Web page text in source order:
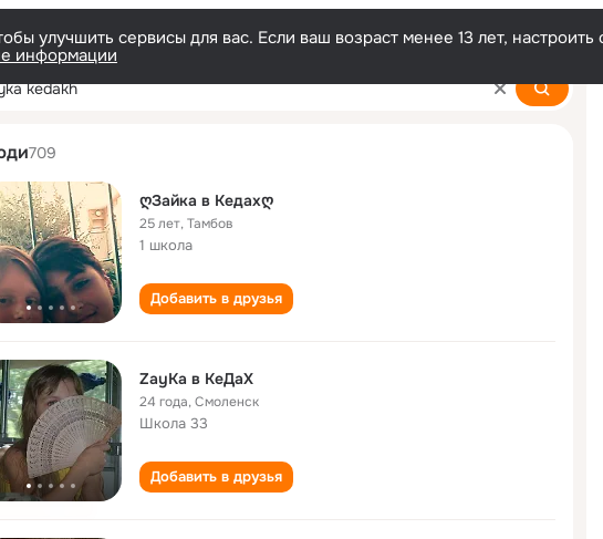
улучшить сервисы для вас. Если ваш возраст менее 13 лет,
информации
kedakh
709
ღЗайка в Кедахღ
25 лет,Тамбов
1 школа
Добавить в друзья
ZayKa в КеДаХ
24 года,Смоленск
Школа 33
Добавить в друзья